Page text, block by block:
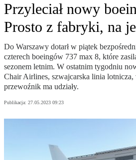
Przyleciał nowy
Prosto z fabryki, na
Do Warszawy dotarł w piątek
czterech boeingów 737 max 8, które
sezonem letnim. W ostatnim tygodniu
Chair Airlines, szwajcarska linia
przewoźnik ma udziały.
Publikacja: 27.05.2023 09:23